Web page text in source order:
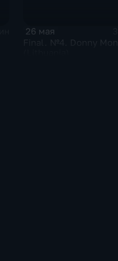
26 мая